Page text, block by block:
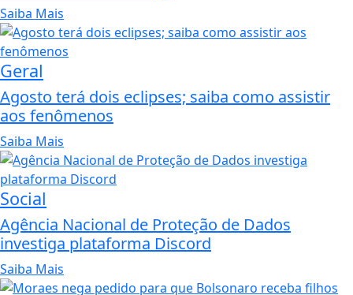
Saiba Mais
Geral
Agosto terá dois eclipses; saiba como assistir
aos fenômenos
Saiba Mais
Social
Agência Nacional de Proteção de Dados
investiga plataforma Discord
Saiba Mais